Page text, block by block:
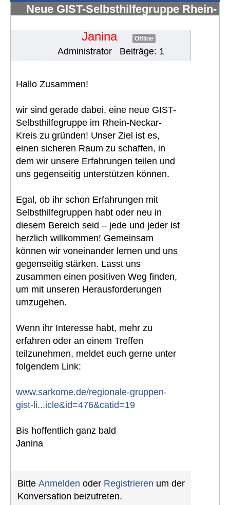
Neue GIST-Selbsthilfegruppe Rhein-
Janina Offline
Administrator Beiträge: 1
Hallo Zusammen!
wir sind gerade dabei, eine neue GIST-
Selbsthilfegruppe im Rhein-Neckar-
Kreis zu gründen! Unser Ziel ist es,
einen sicheren Raum zu schaffen, in
dem wir unsere Erfahrungen teilen und
uns gegenseitig unterstützen können.
Egal, ob ihr schon Erfahrungen mit
Selbsthilfegruppen habt oder neu in
diesem Bereich seid – jede und jeder ist
herzlich willkommen! Gemeinsam
können wir voneinander lernen und uns
gegenseitig stärken. Lasst uns
zusammen einen positiven Weg finden,
um mit unseren Herausforderungen
umzugehen.
Wenn ihr Interesse habt, mehr zu
erfahren oder an einem Treffen
teilzunehmen, meldet euch gerne unter
folgendem Link:
www.sarkome.de/regionale-gruppen-
gist-li...icle&id=476&catid=19
Bis hoffentlich ganz bald
Janina
Bitte Anmelden oder Registrieren um der
Konversation beizutreten.